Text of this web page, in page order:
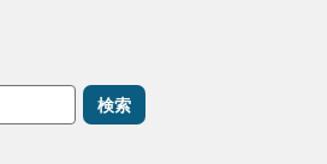
検索